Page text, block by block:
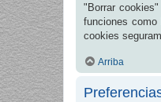
"Borrar
funciones
cookies
Arriba